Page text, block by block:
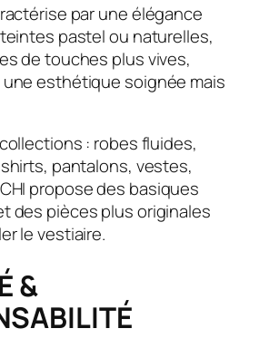
par une élégance
pastel ou naturelles,
de touches plus vives,
esthétique soignée mais
: robes fluides,
pantalons, vestes,
propose des basiques
des pièces plus originales
le vestiaire.
&